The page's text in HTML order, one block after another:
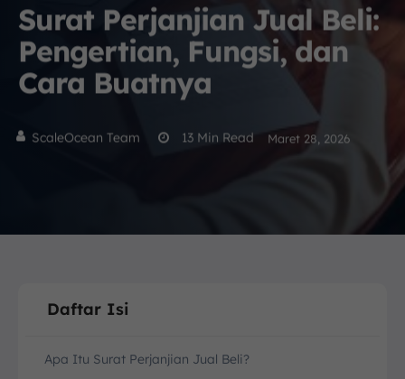
Surat Perjanjian Jual Beli:
Pengertian, Fungsi, dan
Cara Buatnya
ScaleOcean Team 13 Min Read Maret 28, 2026
Daftar Isi
Apa Itu Surat Perjanjian Jual Beli?